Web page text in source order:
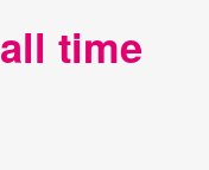
all time